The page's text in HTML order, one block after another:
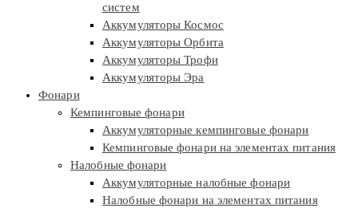
систем
Аккумуляторы Космос
Аккумуляторы Орбита
Аккумуляторы Трофи
Аккумуляторы Эра
Фонари
Кемпинговые фонари
Аккумуляторные кемпинговые фонари
Кемпинговые фонари на элементах питания
Налобные фонари
Аккумуляторные налобные фонари
Налобные фонари на элементах питания